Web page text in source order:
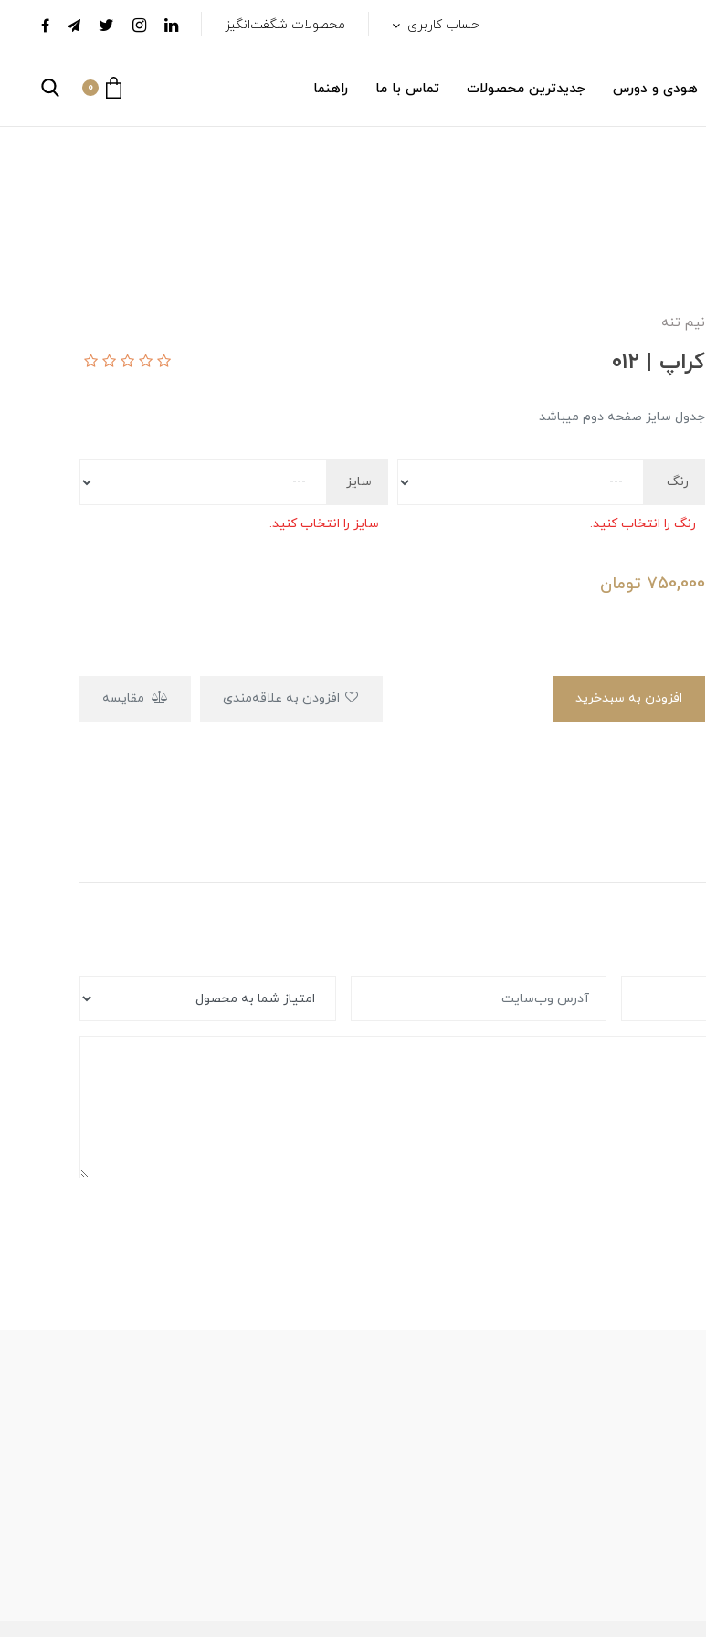
حساب کاربری محصولات شگفت‌انگیز
هودی و دورس جدیدترین محصولات تماس با ما راهنما 0
نیم تنه
کراپ | ۰۱۲
جدول سایز صفحه دوم میباشد
رنگ
رنگ را انتخاب کنید.
سایز
سایز را انتخاب کنید.
750,000 تومان
افزودن به سبدخرید مقایسه